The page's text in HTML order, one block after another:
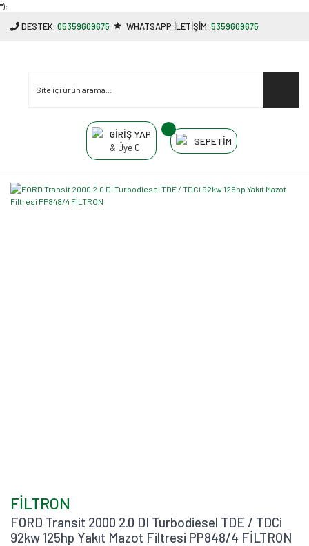
"');
DESTEK 05359609675 WHATSAPP İLETİŞİM 5359609675
GİRİŞ YAP
& Üye Ol
SEPETİM
FİLTRON
FORD Transit 2000 2.0 DI Turbodiesel TDE / TDCi
92kw 125hp Yakıt Mazot Filtresi PP848/4 FİLTRON